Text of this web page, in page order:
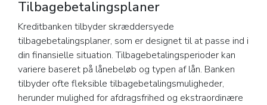
Tilbagebetalingsplaner
Kreditbanken tilbyder skræddersyede
tilbagebetalingsplaner, som er designet til at passe ind i
din finansielle situation. Tilbagebetalingsperioder kan
variere baseret på lånebeløb og typen af lån. Banken
tilbyder ofte fleksible tilbagebetalingsmuligheder,
herunder mulighed for afdragsfrihed og ekstraordinære